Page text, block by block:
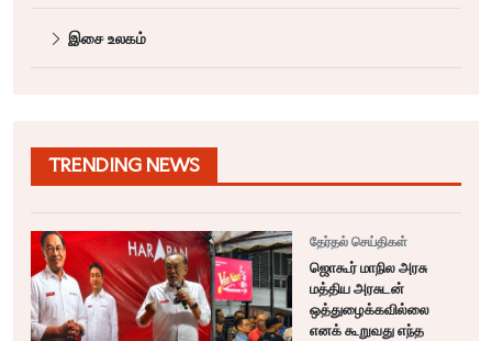
இசை உலகம்
TRENDING NEWS
தேர்தல் செய்திகள்
ஜொகூர் மாநில அரசு
மத்திய அரசுடன்
ஒத்துழைக்கவில்லை
எனக் கூறுவது எந்த